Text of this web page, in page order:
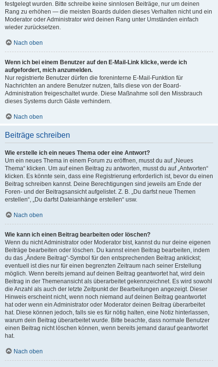
festgelegt wurden. Bitte schreibe keine sinnlosen Beiträge, nur um deinen
Rang zu erhöhen — die meisten Boards dulden dieses Verhalten nicht und ein
Moderator oder Administrator wird deinen Rang unter Umständen einfach
wieder zurücksetzen.
Nach oben
Wenn ich bei einem Benutzer auf den E-Mail-Link klicke, werde ich
aufgefordert, mich anzumelden.
Nur registrierte Benutzer dürfen die foreninterne E-Mail-Funktion für
Nachrichten an andere Benutzer nutzen, falls diese von der Board-
Administration freigeschaltet wurde. Diese Maßnahme soll den Missbrauch
dieses Systems durch Gäste verhindern.
Nach oben
Beiträge schreiben
Wie erstelle ich ein neues Thema oder eine Antwort?
Um ein neues Thema in einem Forum zu eröffnen, musst du auf „Neues
Thema“ klicken. Um auf einen Beitrag zu antworten, musst du auf „Antworten“
klicken. Es könnte sein, dass eine Registrierung erforderlich ist, bevor du einen
Beitrag schreiben kannst. Deine Berechtigungen sind jeweils am Ende der
Foren- und der Beitragsansicht aufgelistet. Z. B. „Du darfst neue Themen
erstellen“, „Du darfst Dateianhänge erstellen“ usw.
Nach oben
Wie kann ich einen Beitrag bearbeiten oder löschen?
Wenn du nicht Administrator oder Moderator bist, kannst du nur deine eigenen
Beiträge bearbeiten oder löschen. Du kannst einen Beitrag bearbeiten, indem
du das „Ändere Beitrag“-Symbol für den entsprechenden Beitrag anklickst;
eventuell ist dies nur für einen begrenzten Zeitraum nach seiner Erstellung
möglich. Wenn bereits jemand auf deinen Beitrag geantwortet hat, wird dein
Beitrag in der Themenansicht als überarbeitet gekennzeichnet. Es wird sowohl
die Anzahl als auch der letzte Zeitpunkt der Bearbeitungen angezeigt. Dieser
Hinweis erscheint nicht, wenn noch niemand auf deinen Beitrag geantwortet
hat oder wenn ein Administrator oder Moderator deinen Beitrag überarbeitet
hat. Diese können jedoch, falls sie es für nötig halten, eine Notiz hinterlassen,
warum dein Beitrag überarbeitet wurde. Bitte beachte, dass normale Benutzer
einen Beitrag nicht löschen können, wenn bereits jemand darauf geantwortet
hat.
Nach oben